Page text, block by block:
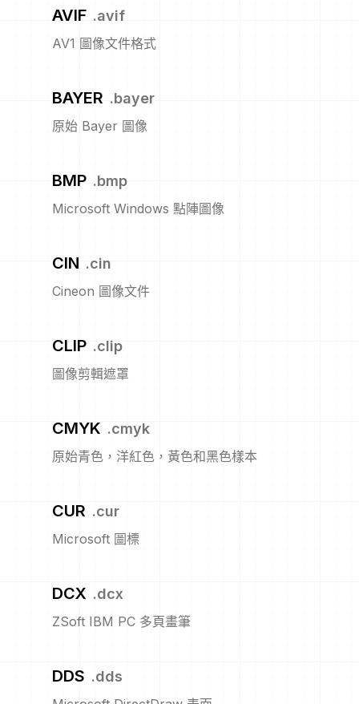
AVIF .avif
AV1 圖像文件格式
BAYER .bayer
原始 Bayer 圖像
BMP .bmp
Microsoft Windows 點陣圖像
CIN .cin
Cineon 圖像文件
CLIP .clip
圖像剪輯遮罩
CMYK .cmyk
原始青色，洋紅色，黃色和黑色樣本
CUR .cur
Microsoft 圖標
DCX .dcx
ZSoft IBM PC 多頁畫筆
DDS .dds